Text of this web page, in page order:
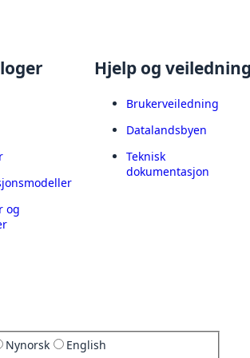
og
Hjelp og
Brukerveiledning
Datalandsbyen
Teknisk
dokumentasjon
Nynorsk English